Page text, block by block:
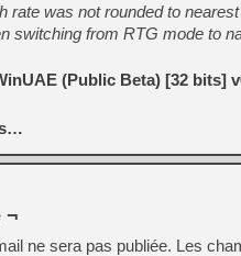
rate was not rounded to
switching from RTG mode to
(Public Beta) [32 bits]
¬
ne sera pas publiée. Les